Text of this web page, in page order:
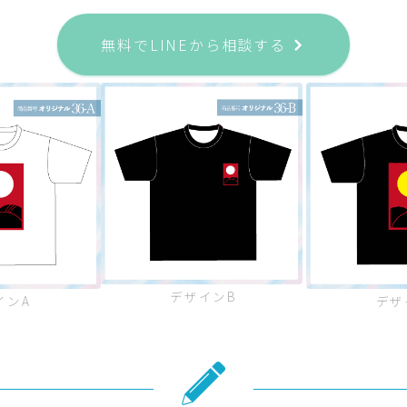
無料でLINEから相談する
ンA デザインB デ